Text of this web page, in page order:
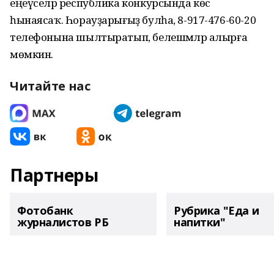
һынаясаҡ. Һорауҙарығыҙ булһа, 8-917-476-60-20
телефонына шылтыратып, белешмәләр алырға
мөмкин.
Читайте нас
Партнеры
Фотобанк
журналистов РБ
Рубрика "Еда и
напитки"